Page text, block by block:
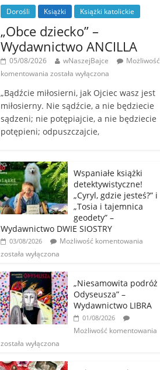
Dorośli Książki Książki katolickie
„Obce dziecko” –
Wydawnictwo ANCILLA
05/08/2026 wNaszejBajce
Możliwość
komentowania została wyłączona
„Bądźcie miłosierni, jak Ojciec wasz jest
miłosierny. Nie sądźcie, a nie będziecie
sądzeni; nie potępiajcie, a nie będziecie
potępieni; odpuszczajcie,
Wspaniałe książki
detektywistyczne!
„Cyryl, gdzie jesteś?” i
„Tosia i tajemnica
geodety” –
Wydawnictwo DWIE SIOSTRY
03/08/2026
Możliwość komentowania
została wyłączona
„Niesamowita podróż
Odyseusza” –
Wydawnictwo LIBRA
01/08/2026
Możliwość komentowania
została wyłączona